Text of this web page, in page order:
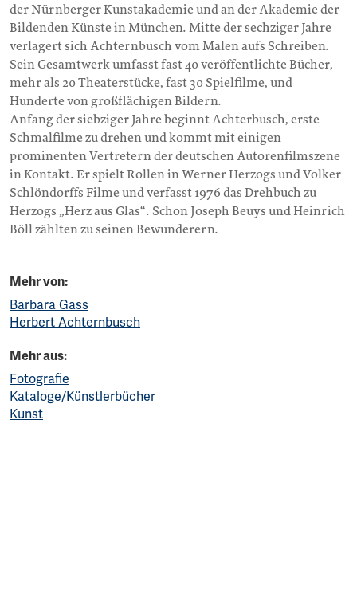
der Nürnberger Kunstakademie und an der Akademie der
Bildenden Künste in München. Mitte der sechziger Jahre
verlagert sich Achternbusch vom Malen aufs Schreiben.
Sein Gesamtwerk umfasst fast 40 veröffentlichte Bücher,
mehr als 20 Theaterstücke, fast 30 Spielfilme, und
Hunderte von großflächigen Bildern.
Anfang der siebziger Jahre beginnt Achterbusch, erste
Schmalfilme zu drehen und kommt mit einigen
prominenten Vertretern der deutschen Autorenfilmszene
in Kontakt. Er spielt Rollen in Werner Herzogs und Volker
Schlöndorffs Filme und verfasst 1976 das Drehbuch zu
Herzogs „Herz aus Glas“. Schon Joseph Beuys und Heinrich
Böll zählten zu seinen Bewunderern.
Mehr von:
Barbara Gass
Herbert Achternbusch
Mehr aus:
Fotografie
Kataloge/Künstlerbücher
Kunst